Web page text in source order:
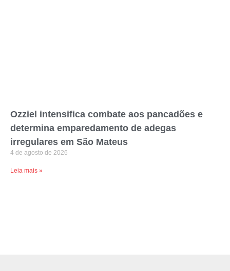
Ozziel intensifica combate aos pancadões e
determina emparedamento de adegas
irregulares em São Mateus
4 de agosto de 2026
Leia mais »